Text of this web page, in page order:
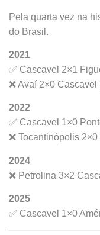
Pela quarta vez na
do Brasil.
2021
✅ Cascavel 2×1
❌ Avaí 2×0 Cascavel
2022
✅ Cascavel 1×0
❌ Tocantinópolis
2024
❌ Petrolina 3×2
2025
✅ Cascavel 1×0